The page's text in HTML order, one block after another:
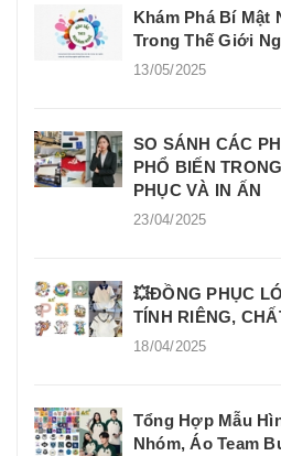
Khám Phá Bí Mật
Trong Thế Giới
13/05/2025
SO SÁNH CÁC
PHỔ BIẾN
PHỤC VÀ IN ẤN
23/04/2025
💥ĐỒNG PHỤC
TÍNH RIÊNG,
18/04/2025
Tổng Hợp Mẫu
Nhóm, Áo Team